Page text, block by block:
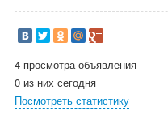
4 просмотра объявления
0 из них сегодня
Посмотреть статистику